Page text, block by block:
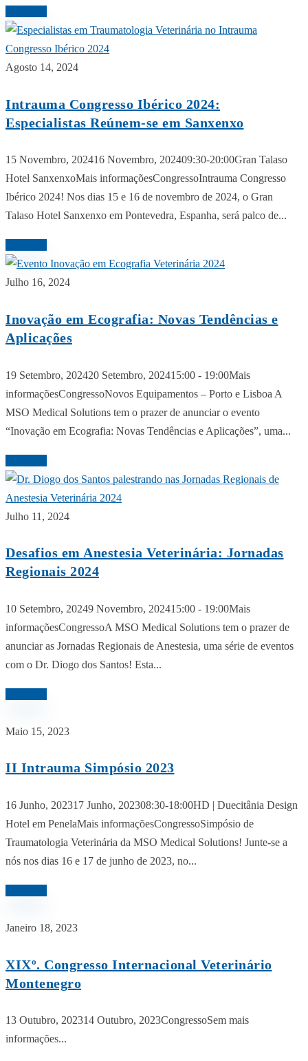
Agosto 14, 2024
Intrauma Congresso Ibérico 2024:
Especialistas Reúnem-se em Sanxenxo
15 Novembro, 202416 Novembro, 202409:30-20:00Gran Talaso
Hotel SanxenxoMais informaçõesCongressoIntrauma Congresso
Ibérico 2024! Nos dias 15 e 16 de novembro de 2024, o Gran
Talaso Hotel Sanxenxo em Pontevedra, Espanha, será palco de...
Julho 16, 2024
Inovação em Ecografia: Novas Tendências e
Aplicações
19 Setembro, 202420 Setembro, 202415:00 - 19:00Mais
informaçõesCongressoNovos Equipamentos – Porto e Lisboa A
MSO Medical Solutions tem o prazer de anunciar o evento
“Inovação em Ecografia: Novas Tendências e Aplicações”, uma...
Julho 11, 2024
Desafios em Anestesia Veterinária: Jornadas
Regionais 2024
10 Setembro, 20249 Novembro, 202415:00 - 19:00Mais
informaçõesCongressoA MSO Medical Solutions tem o prazer de
anunciar as Jornadas Regionais de Anestesia, uma série de eventos
com o Dr. Diogo dos Santos! Esta...
Maio 15, 2023
II Intrauma Simpósio 2023
16 Junho, 202317 Junho, 202308:30-18:00HD | Duecitânia Design
Hotel em PenelaMais informaçõesCongressoSimpósio de
Traumatologia Veterinária da MSO Medical Solutions! Junte-se a
nós nos dias 16 e 17 de junho de 2023, no...
Janeiro 18, 2023
XIXº. Congresso Internacional Veterinário
Montenegro
13 Outubro, 202314 Outubro, 2023CongressoSem mais
informações...